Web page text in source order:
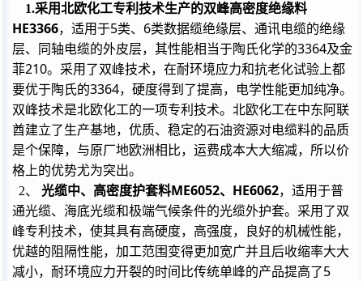
1.采用北欧化工专利技术生产的双峰高密度绝缘料
HE3366，适用于5类、 6类数据缆绝缘层、通讯电缆的绝缘
层、同轴电缆的外皮层，其性能相当于陶氏化学的3364及金
菲210。采用了双峰技术，在耐环境应力和抗老化试验上都
要优于陶氏的3364，硬度得到了提高，电学性能更加纯净。
双峰技术是北欧化工的一项专利技术。北欧化工在中东阿联
酋建立了生产基地，优质、稳定的石油资源对电缆料的品质
是个保障，与原厂地欧洲相比，运费成本大大缩减，所以价
格上的优势尤为突出。
2、 光缆中、高密度护套料ME6052、 HE6062，适用于普
通光缆、海底光缆和极端气候条件的光缆外护套。采用了双
峰专利技术，使其具有高硬度，高强度，良好的机械性能，
优越的阻隔性能，加工范围变得更加宽广并且后收缩率大大
减小，耐环境应力开裂的时间比传统单峰的产品提高了5